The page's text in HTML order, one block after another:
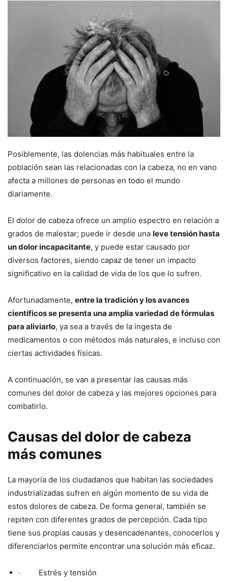
Posiblemente, las dolencias más habituales entre la
población sean las relacionadas con la cabeza, no en vano
afecta a millones de personas en todo el mundo
diariamente.
El dolor de cabeza ofrece un amplio espectro en relación a
grados de malestar; puede ir desde una leve tensión hasta
un dolor incapacitante, y puede estar causado por
diversos factores, siendo capaz de tener un impacto
significativo en la calidad de vida de los que lo sufren.
Afortunadamente, entre la tradición y los avances
científicos se presenta una amplia variedad de fórmulas
para aliviarlo, ya sea a través de la ingesta de
medicamentos o con métodos más naturales, e incluso con
ciertas actividades físicas.
A continuación, se van a presentar las causas más
comunes del dolor de cabeza y las mejores opciones para
combatirlo.
Causas del dolor de cabeza
más comunes
La mayoría de los ciudadanos que habitan las sociedades
industrializadas sufren en algún momento de su vida de
estos dolores de cabeza. De forma general, también se
repiten con diferentes grados de percepción. Cada tipo
tiene sus propias causas y desencadenantes, conocerlos y
diferenciarlos permite encontrar una solución más eficaz.
· Estrés y tensión